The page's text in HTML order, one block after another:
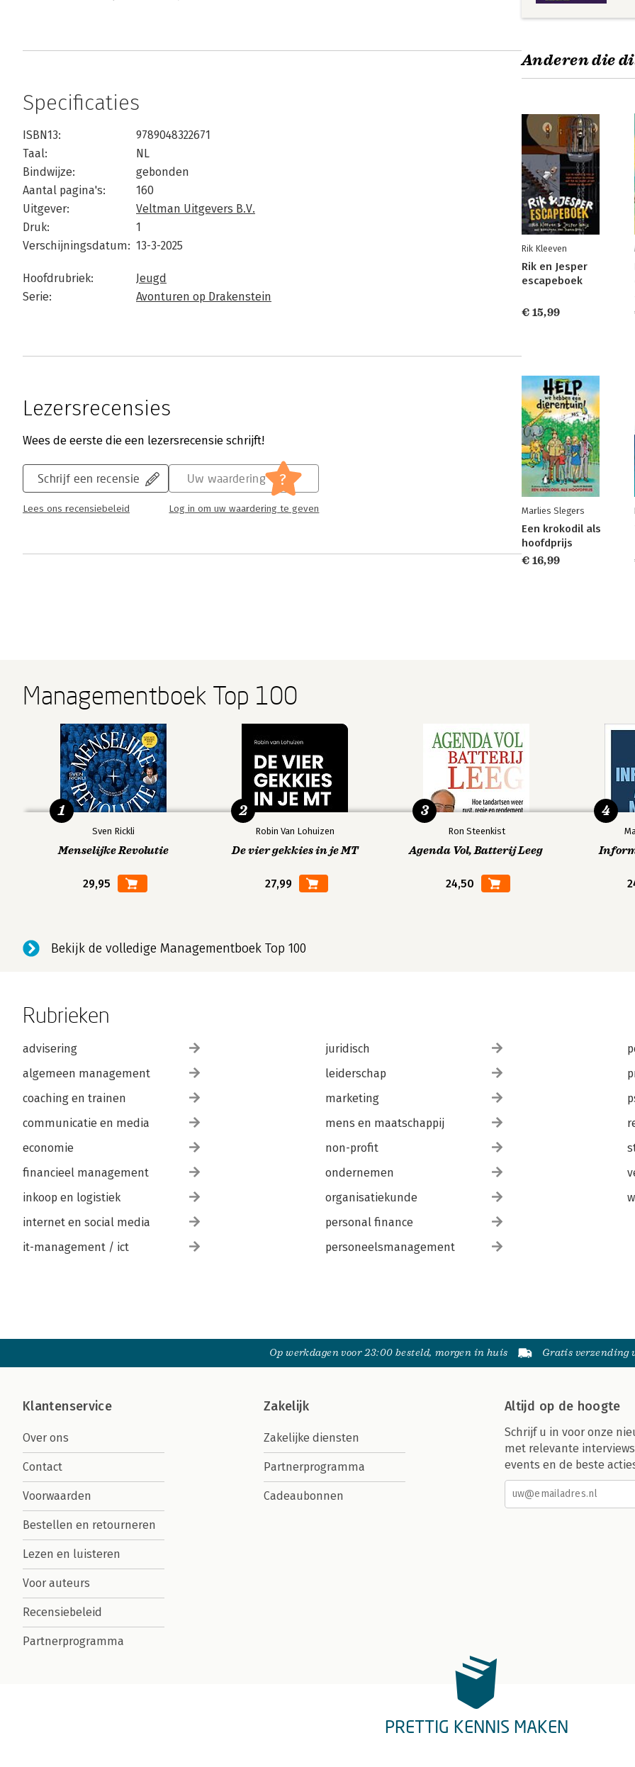
Specificaties
ISBN13:
9789048322671
Taal:
NL
Bindwijze:
gebonden
Aantal pagina's:
160
Uitgever:
Veltman Uitgevers B.V.
Druk:
1
Verschijningsdatum: 13-3-2025
Hoofdrubriek:
Jeugd
Serie:
Avonturen op Drakenstein
Lezersrecensies
Wees de eerste die een lezersrecensie schrijft!
Schrijf een recensie
Lees ons recensiebeleid
Uw waardering ?
Log in om uw waardering te geven
Anderen die
Rik Kleeven
Rik en Jesper
escapeboek
€ 15,99
Marlies Slegers
Een krokodil als
hoofdprijs
€ 16,99
Managementboek Top 100
Sven Rickli
Menselijke Revolutie
29,95
1
Robin Van Lohuizen
De vier gekkies in je MT
27,99
2
Ron Steenkist
Agenda Vol, Batterij Leeg
24,50
3 4
Bekijk de volledige Managementboek Top 100
Rubrieken
advisering
algemeen management
coaching en trainen
communicatie en media
economie
financieel management
inkoop en logistiek
internet en social media
it-management / ict
juridisch
leiderschap
marketing
mens en maatschappij
non-profit
ondernemen
organisatiekunde
personal finance
personeelsmanagement
Op werkdagen voor 23:00 besteld, morgen in huis Gratis verzending
Klantenservice
Over ons
Contact
Voorwaarden
Bestellen en retourneren
Lezen en luisteren
Voor auteurs
Recensiebeleid
Partnerprogramma
Zakelijk
Zakelijke diensten
Partnerprogramma
Cadeaubonnen
Altijd op de hoogte
Schrijf u in voor onze
met relevante
events en de beste
PRETTIG KENNIS MAKEN